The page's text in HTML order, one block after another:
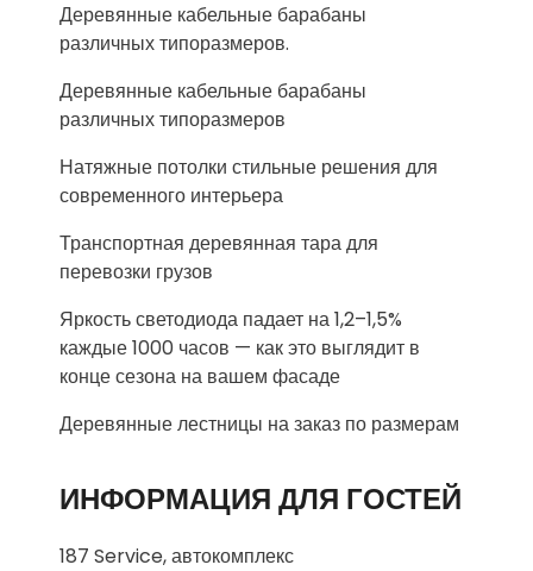
Деревянные кабельные барабаны
различных типоразмеров.
Деревянные кабельные барабаны
различных типоразмеров
Натяжные потолки стильные решения для
современного интерьера
Транспортная деревянная тара для
перевозки грузов
Яркость светодиода падает на 1,2–1,5%
каждые 1000 часов — как это выглядит в
конце сезона на вашем фасаде
Деревянные лестницы на заказ по размерам
ИНФОРМАЦИЯ ДЛЯ ГОСТЕЙ
187 Service, автокомплекс